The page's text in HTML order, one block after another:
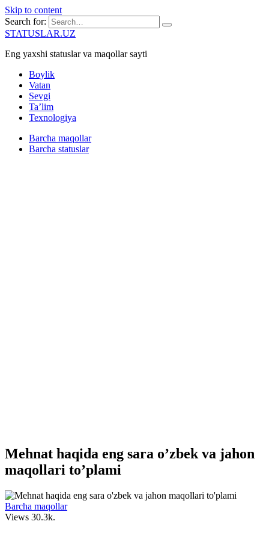
Skip to content
Search for:
STATUSLAR.UZ
Eng yaxshi statuslar va maqollar sayti
Boylik
Vatan
Sevgi
Ta’lim
Texnologiya
Barcha maqollar
Barcha statuslar
Mehnat haqida eng sara o’zbek va jahon
maqollari to’plami
Barcha maqollar
Views 30.3k.